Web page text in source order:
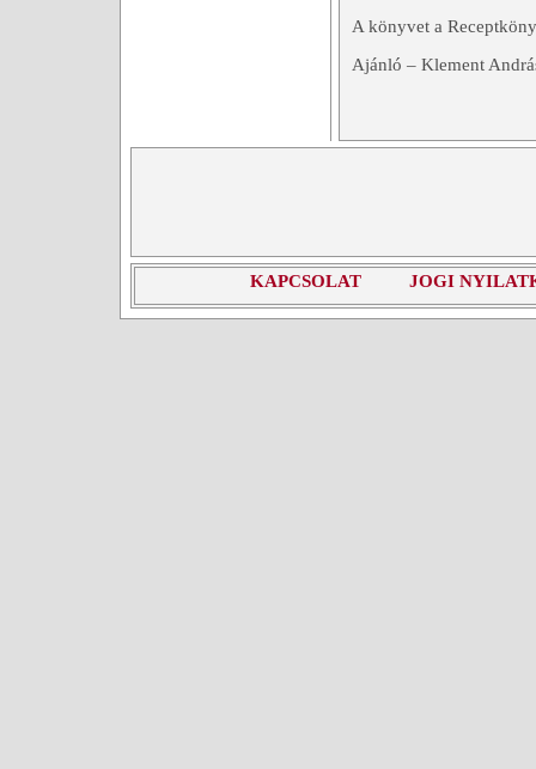
A könyvet a
Ajánló – Klement
KAPCSOLAT JOGI